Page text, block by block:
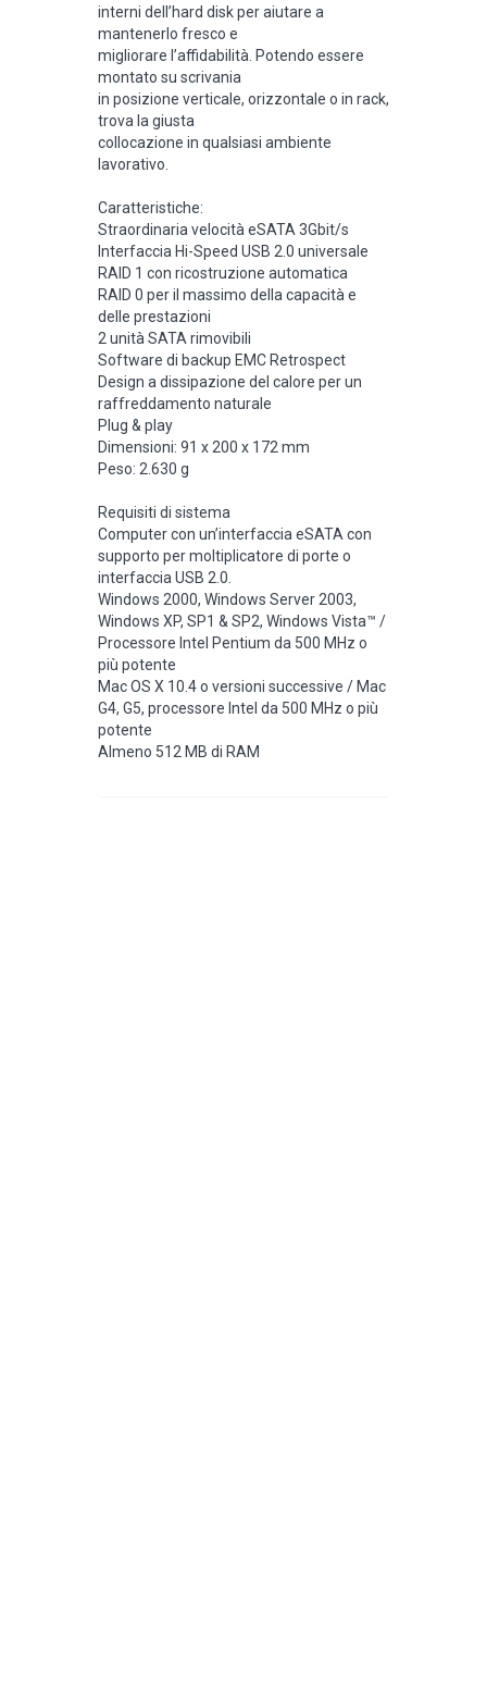
interni dell’hard disk per aiutare a
mantenerlo fresco e
migliorare l’affidabilità. Potendo essere
montato su scrivania
in posizione verticale, orizzontale o in rack,
trova la giusta
collocazione in qualsiasi ambiente
lavorativo.
Caratteristiche:
Straordinaria velocità eSATA 3Gbit/s
Interfaccia Hi-Speed USB 2.0 universale
RAID 1 con ricostruzione automatica
RAID 0 per il massimo della capacità e
delle prestazioni
2 unità SATA rimovibili
Software di backup EMC Retrospect
Design a dissipazione del calore per un
raffreddamento naturale
Plug & play
Dimensioni: 91 x 200 x 172 mm
Peso: 2.630 g
Requisiti di sistema
Computer con un’interfaccia eSATA con
supporto per moltiplicatore di porte o
interfaccia USB 2.0.
Windows 2000, Windows Server 2003,
Windows XP, SP1 & SP2, Windows Vista™ /
Processore Intel Pentium da 500 MHz o
più potente
Mac OS X 10.4 o versioni successive / Mac
G4, G5, processore Intel da 500 MHz o più
potente
Almeno 512 MB di RAM